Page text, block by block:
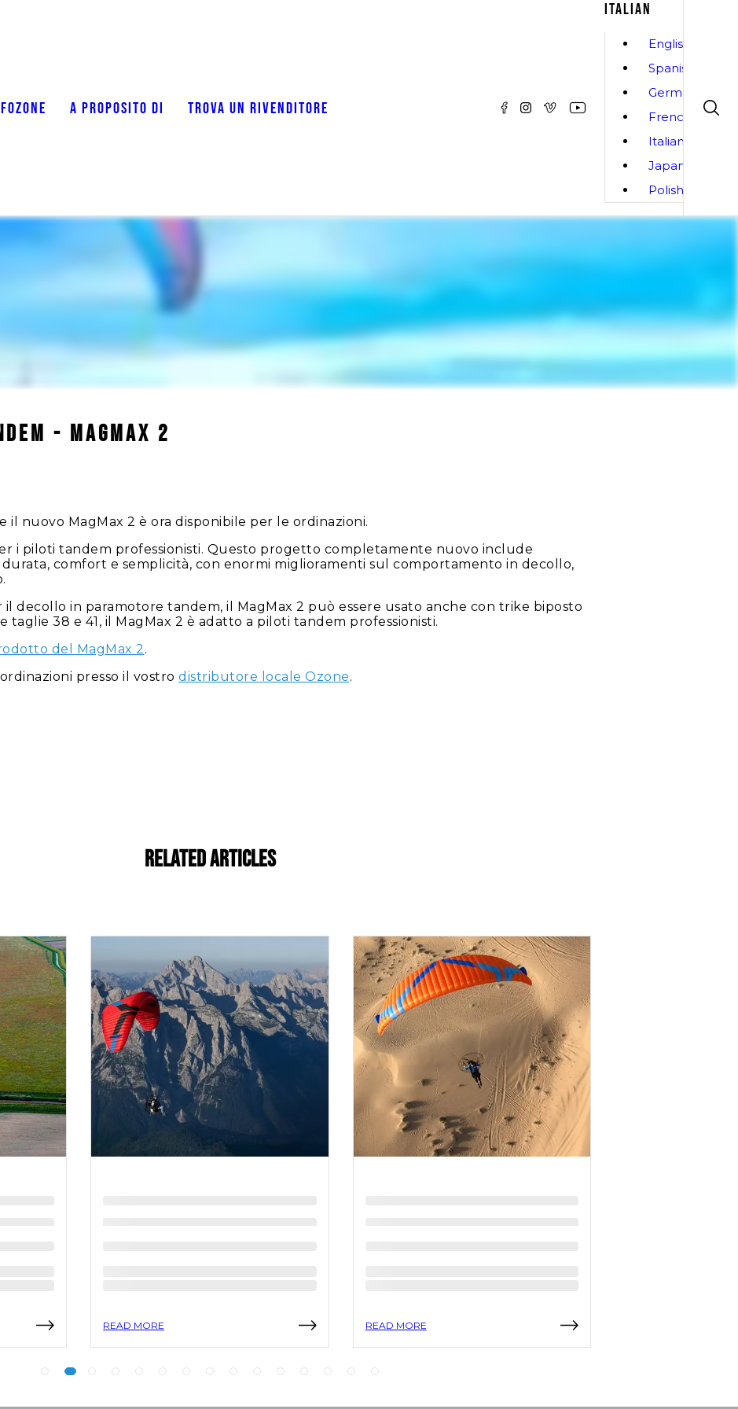
A PROPOSITO DI TROVA UN RIVENDITORE
ITALIAN
English
Spanish
German
French
Italian
Japanese
Polish
- MagMax 2
il nuovo MagMax 2 è ora disponibile per le ordinazioni.
i piloti tandem professionisti. Questo progetto completamente nuovo include
comfort e semplicità, con enormi miglioramenti sul comportamento in decollo,
decollo in paramotore tandem, il MagMax 2 può essere usato anche con trike biposto
taglie 38 e 41, il MagMax 2 è adatto a piloti tandem professionisti.
del MagMax 2.
presso il vostro distributore locale Ozone.
Related Articles
READ MORE READ MORE